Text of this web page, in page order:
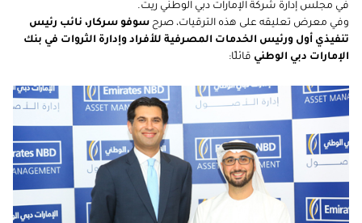
في مجلس إدارة شركة الإمارات دبي الوطني ريت.
وفي معرض تعليقه على هذه الترقيات، صرح سوفو سركار، نائب رئيس
تنفيذي أول ورئيس الخدمات المصرفية للأفراد وإدارة الثروات في بنك
الإمارات دبي الوطني قائلًا: